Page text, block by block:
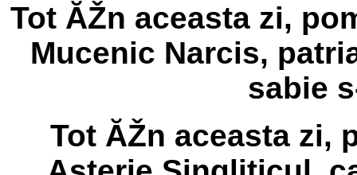
Tot ĂŽn aceasta zi,
Mucenic Narcis,
sabie
Tot ĂŽn aceasta zi,